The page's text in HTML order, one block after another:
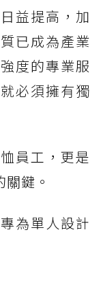
益提高，加
已成為產業
度的專業服
必須擁有獨
員工，更是
鍵。
為單人設計